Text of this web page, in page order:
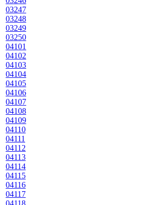
03247
03248
03249
03250
04101
04102
04103
04104
04105
04106
04107
04108
04109
04110
04111
04112
04113
04114
04115
04116
04117
04118